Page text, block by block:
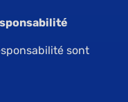
sont